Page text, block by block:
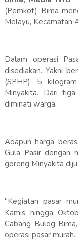
(Pemkot) Bima
Melayu, Kecamatan
Dalam operasi
disediakan. Yakni
(SPHP) 5
Minyakita. Dari
diminati warga.
Adapun harga
Gula Pasir dengan
goreng Minyakita
"Kegiatan pasar
Kamis hingga
Cabang Bulog
operasi pasar murah.